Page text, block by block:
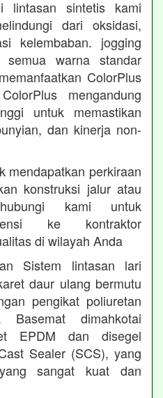
lintasan sintetis kami
dari oksidasi,
kelembaban. jogging
warna standar
ColorPlus
mengandung
untuk memastikan
dan kinerja non-
mendapatkan perkiraan
konstruksi jalur atau
kami untuk
ke kontraktor
di wilayah Anda
Sistem lintasan lari
daur ulang bermutu
pengikat poliuretan
Basemat dimahkotai
EPDM dan disegel
Sealer (SCS), yang
sangat kuat dan